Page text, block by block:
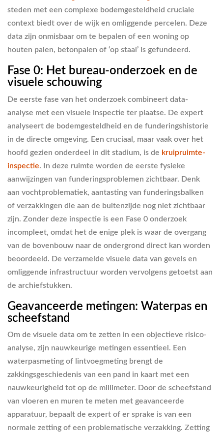
steden met een complexe bodemgesteldheid cruciale
context biedt over de wijk en omliggende percelen. Deze
data zijn onmisbaar om te bepalen of een woning op
houten palen, betonpalen of ‘op staal’ is gefundeerd.
Fase 0: Het bureau-onderzoek en de
visuele schouwing
De eerste fase van het onderzoek combineert data-
analyse met een visuele inspectie ter plaatse. De expert
analyseert de bodemgesteldheid en de funderingshistorie
in de directe omgeving. Een cruciaal, maar vaak over het
hoofd gezien onderdeel in dit stadium, is de kruipruimte-
inspectie. In deze ruimte worden de eerste fysieke
aanwijzingen van funderingsproblemen zichtbaar. Denk
aan vochtproblematiek, aantasting van funderingsbalken
of verzakkingen die aan de buitenzijde nog niet zichtbaar
zijn. Zonder deze inspectie is een Fase 0 onderzoek
incompleet, omdat het de enige plek is waar de overgang
van de bovenbouw naar de ondergrond direct kan worden
beoordeeld. De verzamelde visuele data van gevels en
omliggende infrastructuur worden vervolgens getoetst aan
de archiefstukken.
Geavanceerde metingen: Waterpas en
scheefstand
Om de visuele data om te zetten in een objectieve risico-
analyse, zijn nauwkeurige metingen essentieel. Een
waterpasmeting of lintvoegmeting brengt de
zakkingsgeschiedenis van een pand in kaart met een
nauwkeurigheid tot op de millimeter. Door de scheefstand
van vloeren en muren te meten met geavanceerde
apparatuur, bepaalt de expert of er sprake is van een
normale zetting of een problematische verzakking. Zetting